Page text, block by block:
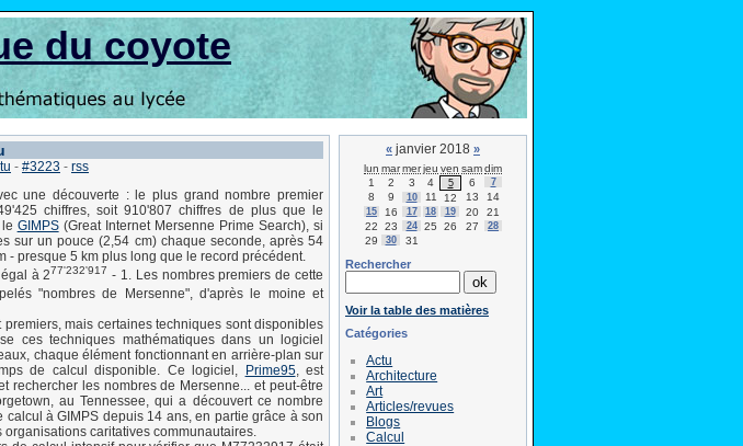
du coyote
- #3223 - rss
une découverte : le plus grand nombre premier
chiffres, soit 910'807 chiffres de plus que le
GIMPS(Great Internet Mersenne Prime Search), si
sur un pouce (2,54 cm) chaque seconde, après 54
- presque 5 km plus long que le record précédent.
à 277'232'917 - 1. Les nombres premiers de cette
"nombres de Mersenne", d'après le moine et
mais certaines techniques sont disponibles
ces techniques mathématiques dans un logiciel
chaque élément fonctionnant en arrière-plan sur
de calcul disponible. Ce logiciel,
Prime95, est
les nombres de Mersenne... et peut-être
au Tennessee, qui a découvert ce nombre
à GIMPS depuis 14 ans, en partie grâce à son
caritatives communautaires.
« janvier 2018 »
lun marmerjeu ven samdim
1
2 3 4 5 6 7
8 9 10 11 12 13 14
15 16 17 18 19 20
21
22
23 24 25 26 27 28
29 30 31
Rechercher
Voir la table des matières
Catégories
Actu
Architecture
Art
Articles/revues
Blogs
Calcul